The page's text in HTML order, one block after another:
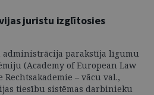
juristu izglītosies
administrācija parakstīja līgumu
(Academy of European Law
– vācu val.,
tiesību sistēmas darbinieku